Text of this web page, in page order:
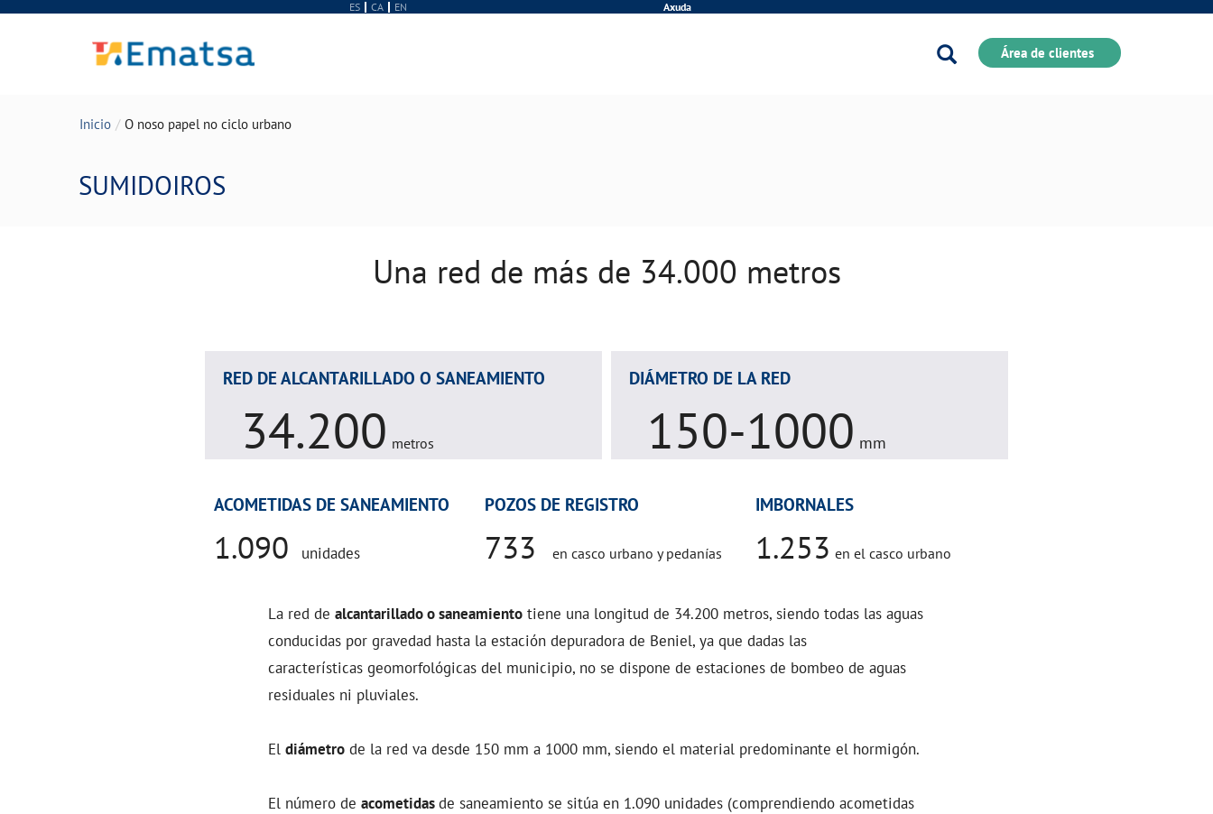
ES CA EN Axuda
BuscadorÁrea de clientes
Inicio O noso papel no ciclo urbano
SUMIDOIROS
Una red de más de 34.000 metros
RED DE ALCANTARILLADO O SANEAMIENTO
34.200 metros
DIÁMETRO DE LA RED
150-1000 mm
ACOMETIDAS DE SANEAMIENTO
1.090 unidades
POZOS DE REGISTRO
733 en casco urbano y pedanías
IMBORNALES
1.253 en el casco urbano
La red de alcantarillado o saneamiento tiene una longitud de 34.200 metros, siendo todas las aguas
conducidas por gravedad hasta la estación depuradora de Beniel, ya que dadas las
características geomorfológicas del municipio, no se dispone de estaciones de bombeo de aguas
residuales ni pluviales.
El diámetro de la red va desde 150 mm a 1000 mm, siendo el material predominante el hormigón.
El número de acometidasde saneamiento se sitúa en 1.090 unidades (comprendiendo acometidas